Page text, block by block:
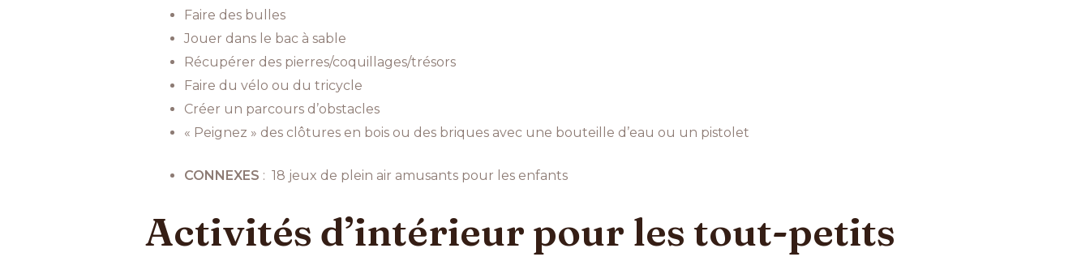
Faire des bulles
Jouer dans le bac à sable
Récupérer des pierres/coquillages/trésors
Faire du vélo ou du tricycle
Créer un parcours d’obstacles
« Peignez » des clôtures en bois ou des briques avec une bouteille d’eau ou un pistolet
CONNEXES : 18 jeux de plein air amusants pour les enfants
Activités d’intérieur pour les tout-petits